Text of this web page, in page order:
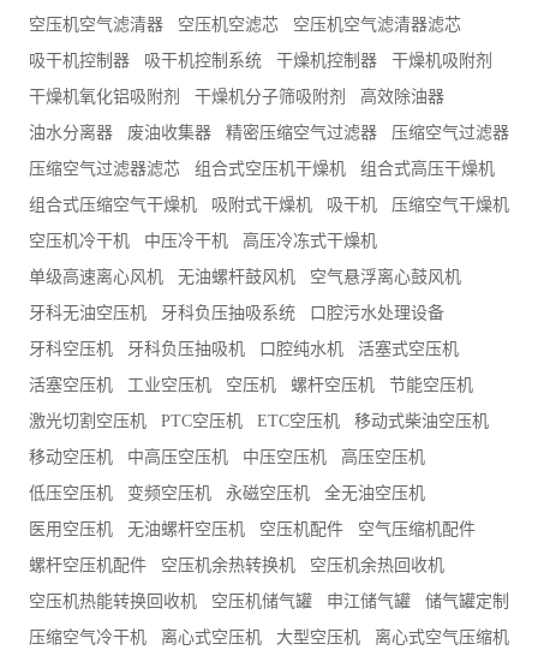
空压机空气滤清器
空压机空滤芯
空压机空气滤清器滤芯
吸干机控制器
吸干机控制系统 干燥机控制器
干燥机吸附剂
干燥机氧化铝吸附剂
干燥机分子筛吸附剂
高效除油器
油水分离器
废油收集器 精密压缩空气过滤器
压缩空气过滤器
压缩空气过滤器滤芯
组合式空压机干燥机
组合式高压干燥机
组合式压缩空气干燥机
吸附式干燥机 吸干机
压缩空气干燥机
空压机冷干机
中压冷干机
高压冷冻式干燥机
单级高速离心风机
无油螺杆鼓风机
空气悬浮离心鼓风机
牙科无油空压机
牙科负压抽吸系统
口腔污水处理设备
牙科空压机
牙科负压抽吸机 口腔纯水机
活塞式空压机
活塞空压机
工业空压机 空压机 螺杆空压机
节能空压机
激光切割空压机
PTC空压机 ETC空压机
移动式柴油空压机
移动空压机
中高压空压机 中压空压机
高压空压机
低压空压机
变频空压机 永磁空压机
全无油空压机
医用空压机
无油螺杆空压机 空压机配件
空气压缩机配件
螺杆空压机配件
空压机余热转换机
空压机余热回收机
空压机热能转换回收机
空压机储气罐 申江储气罐
储气罐定制
压缩空气冷干机
离心式空压机 大型空压机 离心式空气压缩机